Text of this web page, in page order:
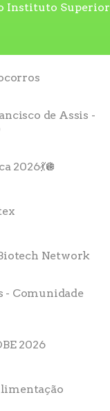
Instituto Superior
de Assis -
2026💃🪩
Network
- Comunidade
2026